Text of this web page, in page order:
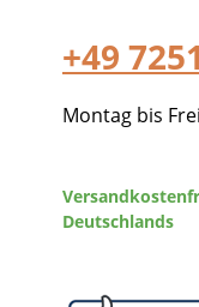
+49
Montag bis
Deutschlands